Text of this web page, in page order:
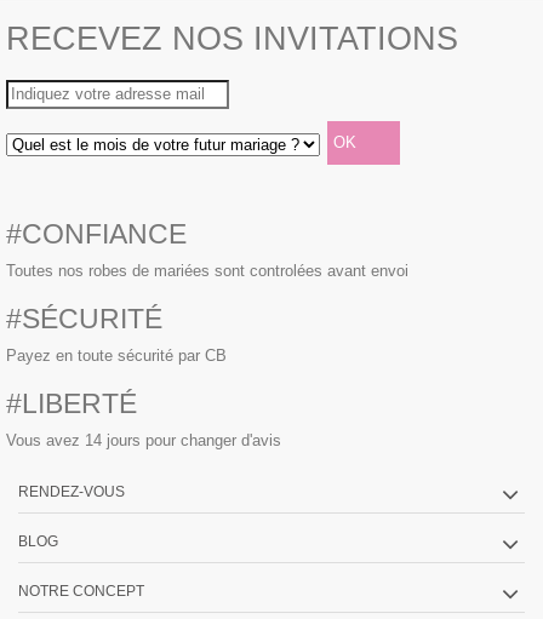
RECEVEZ NOS INVITATIONS
#CONFIANCE
Toutes nos robes de mariées sont controlées avant envoi
#SÉCURITÉ
Payez en toute sécurité par CB
#LIBERTÉ
Vous avez 14 jours pour changer d'avis
RENDEZ-VOUS
BLOG
NOTRE CONCEPT